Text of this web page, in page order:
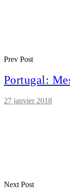
Prev Post
Portugal:
27 janvier 2018
Next Post